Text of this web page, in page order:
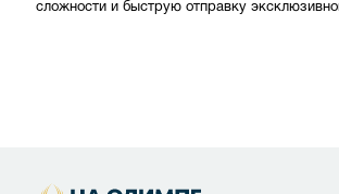
сложности и быструю отправку